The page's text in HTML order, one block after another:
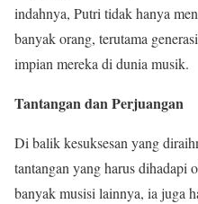
indahnya, Putri tidak hanya
banyak orang, terutama
impian mereka di dunia musik.
Tantangan dan Perjuangan
Di balik kesuksesan yang
tantangan yang harus dihadapi
banyak musisi lainnya, ia juga